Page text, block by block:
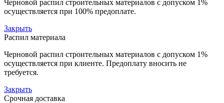
Черновой распил строительных материалов с допуском 1%
осуществляется при 100% предоплате.
Закрыть
Распил материала
Черновой распил строительных материалов с допуском 1%
осуществляется при клиенте. Предоплату вносить не
требуется.
Закрыть
Срочная доставка